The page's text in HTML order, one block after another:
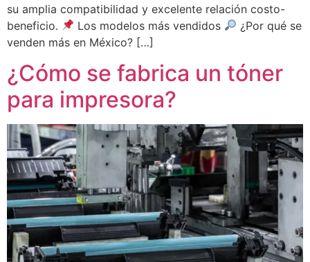
su amplia compatibilidad y excelente relación costo-
beneficio.
Los modelos más vendidos
¿Por qué se
venden más en México? […]
¿Cómo se fabrica un tóner
para impresora?